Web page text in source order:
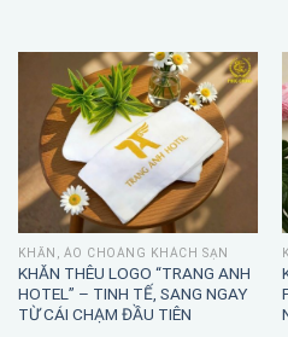
KHĂN, ÁO CHOÀNG KHÁCH SẠN
KHĂN THÊU LOGO “TRANG ANH
HOTEL” – TINH TẾ, SANG NGAY
TỪ CÁI CHẠM ĐẦU TIÊN